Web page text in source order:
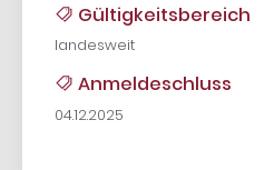
Gültigkeitsbereich
landesweit
Anmeldeschluss
04.12.2025